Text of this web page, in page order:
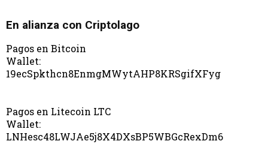
En alianza con Criptolago
Pagos en Bitcoin
Wallet:
19ecSpkthcn8EnmgMWytAHP8KRSgifXFyg
Pagos en Litecoin LTC
Wallet:
LNHesc48LWJAe5j8X4DXsBP5WBGcRexDm6